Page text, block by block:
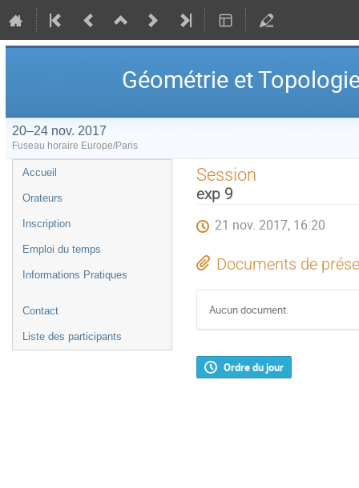
Géométrie et
20–24 nov. 2017
Fuseau horaire Europe/Paris
Menu
de
Accueil
Orateurs
Inscription
Emploi du temps
Informations Pratiques
Contact
Liste des participants
Session
exp 9
21 nov. 2017, 16:20
Documents de
Aucun document.
Ordre du jour